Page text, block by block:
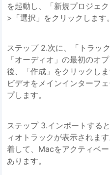
を起動し、「新規プロジェ
>「選択」をクリックします。
ステップ 2.次に、「トラッ
「オーディオ」の最初のオ
後、「作成」をクリックし
ビデオをメインインターフ
プします。
ステップ 3.インポートする
ィオトラックが表示されま
着して、Macをアクティベ
あります。